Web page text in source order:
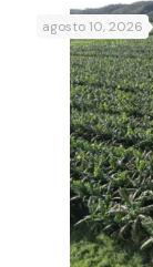
agosto 10, 2026